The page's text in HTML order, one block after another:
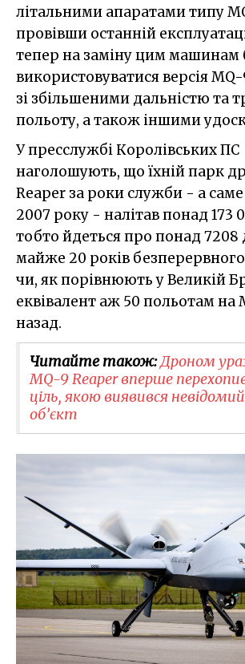
літальними апаратами типу
провівши останній
тепер на заміну цим машинам
використовуватися версія
зі збільшеними дальністю та
польоту, а також іншими
У пресслужбі Королівських ПС
наголошують, що їхній парк
Reaper за роки служби - а
2007 року - налітав понад 173
тобто йдеться про понад 7208
майже 20 років
чи, як порівнюють у Великій
еквівалент аж 50 польотам на
назад.
Читайте також:Дроном
MQ-9 Reaper вперше
ціль, якою виявився
об’єкт